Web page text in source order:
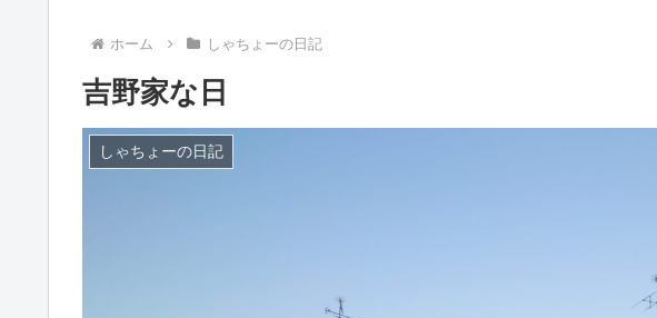
ホーム しゃちょーの日記
吉野家な日
しゃちょーの日記